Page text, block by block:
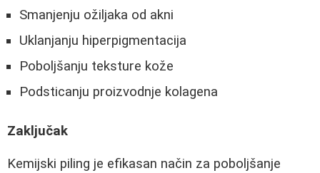
Smanjenju ožiljaka od akni
Uklanjanju hiperpigmentacija
Poboljšanju teksture kože
Podsticanju proizvodnje kolagena
Zaključak
Kemijski piling je efikasan način za poboljšanje